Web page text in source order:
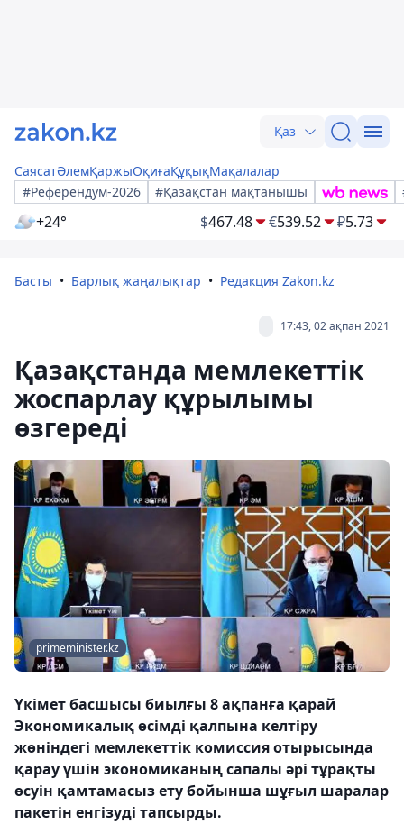
Қаз
СаясатӘлемҚаржыОқиғаҚұқықМақалалар
#Референдум-2026
#Қазақстан мақтанышы
+24° $467.48 €539.52 ₽5.73
Басты Барлық жаңалықтар Редакция Zakon.kz
17:43, 02 ақпан 2021
Қазақстанда мемлекеттік
жоспарлау құрылымы
өзгереді
primeminister.kz
Үкімет басшысы биылғы 8 ақпанға қарай
Экономикалық өсімді қалпына келтіру
жөніндегі мемлекеттік комиссия отырысында
қарау үшін экономиканың сапалы әрі тұрақты
өсуін қамтамасыз ету бойынша шұғыл шаралар
пакетін енгізуді тапсырды.